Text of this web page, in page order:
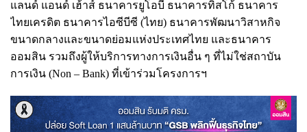
แลนด์ แอนด์ เฮ้าส์ ธนาคารยูโอบี ธนาคารทิสโก้ ธนาคาร
ไทยเครดิต ธนาคารไอซีบีซี (ไทย) ธนาคารพัฒนาวิสาหกิจ
ขนาดกลางและขนาดย่อมแห่งประเทศไทย และธนาคาร
ออมสิน รวมถึงผู้ให้บริการทางการเงินอื่น ๆ ที่ไม่ใช่สถาบัน
การเงิน (Non – Bank) ที่เข้าร่วมโครงการฯ